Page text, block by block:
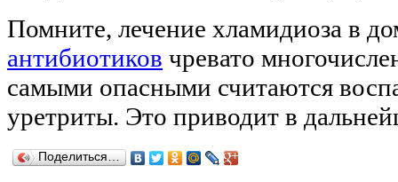
Помните, лечение хламидиоза в
антибиотиков чревато
самыми опасными считаются
уретриты. Это приводит в
Поделиться…